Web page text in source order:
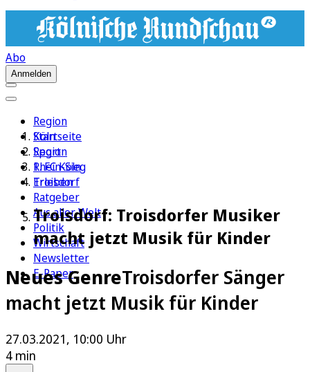
Abo
Anmelden
Region
Köln
Sport
1. FC Köln
Erleben
Ratgeber
Aus aller Welt
Politik
Wirtschaft
Newsletter
E-Paper
Startseite
Region
Rhein-Sieg
Troisdorf
Troisdorf: Troisdorfer Musiker
macht jetzt Musik für Kinder
Neues GenreTroisdorfer Sänger
macht jetzt Musik für Kinder
27.03.2021, 10:00 Uhr
4 min